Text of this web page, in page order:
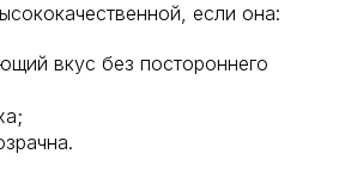
если она:
вкус без постороннего